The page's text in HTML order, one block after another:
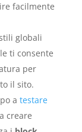
facilmente
globali
ti consente
per
il sito.
a testare
creare